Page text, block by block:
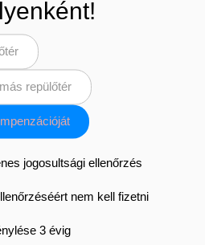
repülőtér
jogosultsági ellenőrzés
nem kell fizetni
3 évig